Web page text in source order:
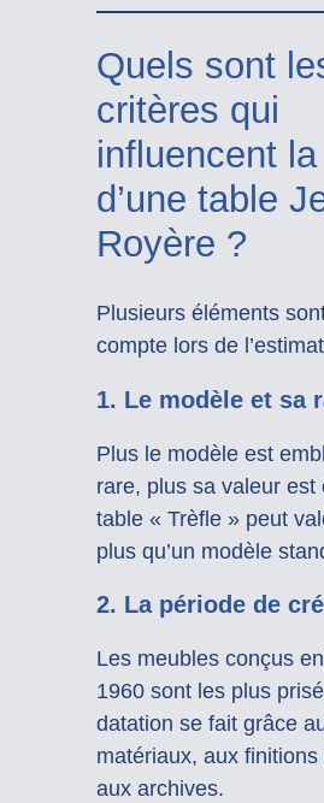
Quels sont
critères qui
influencent
d’une table
Royère ?
Plusieurs éléments
compte lors de
1. Le modèle et sa
Plus le modèle est
rare, plus sa valeur est
table « Trèfle » peut
plus qu’un modèle
2. La période de
Les meubles conçus
1960 sont les plus
datation se fait grâce
matériaux, aux
aux archives.